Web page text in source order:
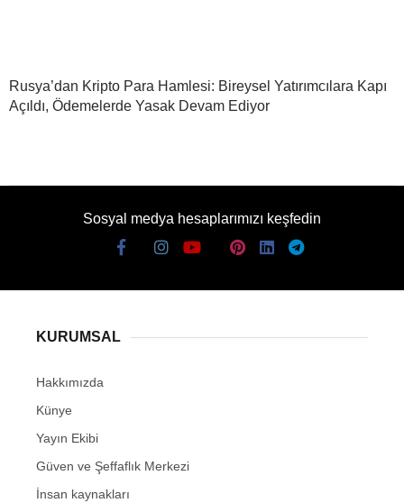
Rusya’dan Kripto Para Hamlesi: Bireysel Yatırımcılara Kapı
Açıldı, Ödemelerde Yasak Devam Ediyor
Sosyal medya hesaplarımızı keşfedin
KURUMSAL
Hakkımızda
Künye
Yayın Ekibi
Güven ve Şeffaflık Merkezi
İnsan kaynakları